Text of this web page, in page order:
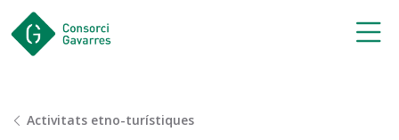
Activitats etno-turístiques